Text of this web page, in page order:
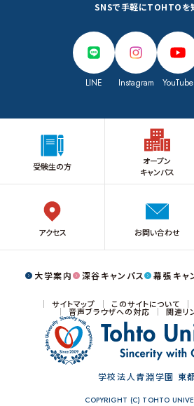
SNSで手軽にTOHTOを
LINE Instagram YouTube
大学案内 深谷キャンパス 幕張キャ
受験生の方
オープン
キャンパス
アクセス お問い合わせ
学校法人青淵学園 東
サイトマップ このサイトについて
音声ブラウザへの対応 関連リ
COPYRIGHT (C) TOHTO